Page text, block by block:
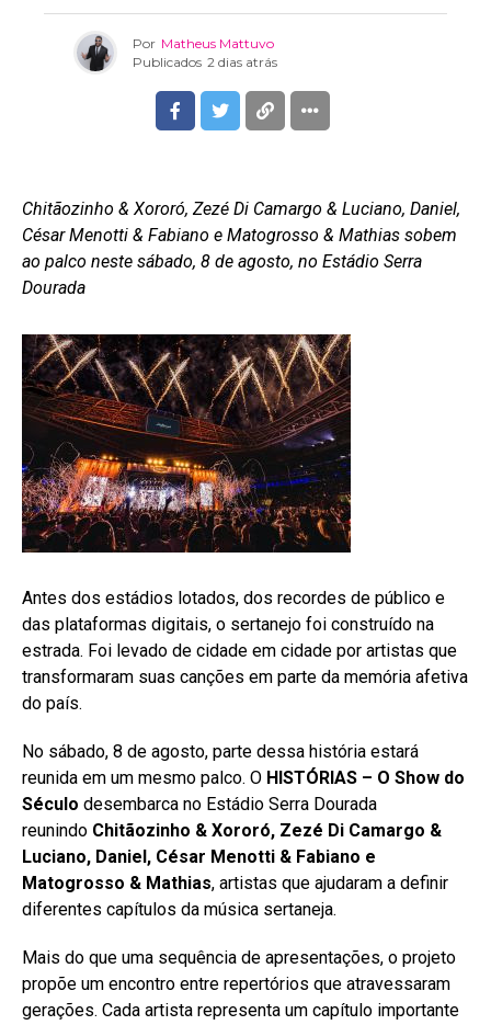
Por Matheus Mattuvo
Publicados 2 dias atrás
Chitãozinho & Xororó, Zezé Di Camargo & Luciano, Daniel,
César Menotti & Fabiano e Matogrosso & Mathias sobem
ao palco neste sábado, 8 de agosto, no Estádio Serra
Dourada
Antes dos estádios lotados, dos recordes de público e
das plataformas digitais, o sertanejo foi construído na
estrada. Foi levado de cidade em cidade por artistas que
transformaram suas canções em parte da memória afetiva
do país.
No sábado, 8 de agosto, parte dessa história estará
reunida em um mesmo palco. O HISTÓRIAS – O Show do
Século desembarca no Estádio Serra Dourada
reunindo Chitãozinho & Xororó, Zezé Di Camargo &
Luciano, Daniel, César Menotti & Fabiano e
Matogrosso & Mathias, artistas que ajudaram a definir
diferentes capítulos da música sertaneja.
Mais do que uma sequência de apresentações, o projeto
propõe um encontro entre repertórios que atravessaram
gerações. Cada artista representa um capítulo importante